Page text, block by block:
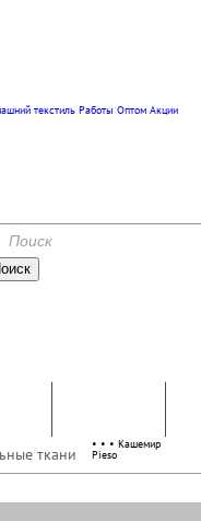
текстиль Работы Оптом Акции
АКЦИИ
•
ткани
• • Кашемир
Pieso